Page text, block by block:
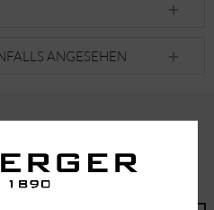
ANGESEHEN
NEWSLETTER!
EINEN 5 EURO GUTSCHEIN